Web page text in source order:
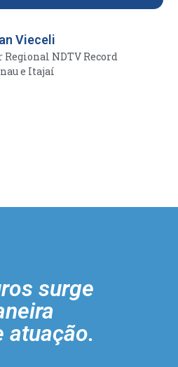
Vieceli
NDTV Record
e Itajaí
surge
atuação.